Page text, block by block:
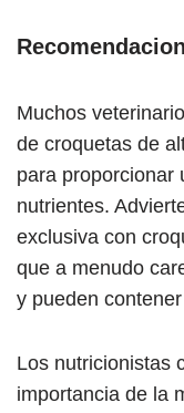
Muchos
de croquetas de
para proporcionar
nutrientes.
exclusiva con
que a menudo
y pueden
Los nutricionistas
importancia de la